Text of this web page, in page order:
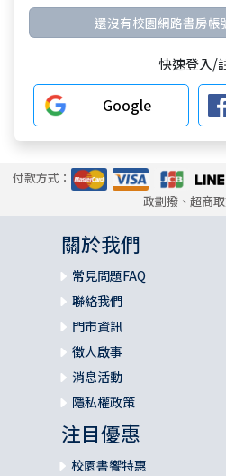
還沒有校園網路書房帳
快速登入/
Google
付款方式：
政劃撥、超商
關於我們
常見問題FAQ
聯絡我們
門市資訊
徵人啟事
消息活動
隱私權政策
注目優惠
校園書饗特惠